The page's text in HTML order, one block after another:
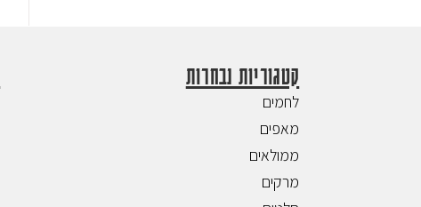
קטגוריות נבחרות
לחמים
מאפים
ממולאים
מרקים